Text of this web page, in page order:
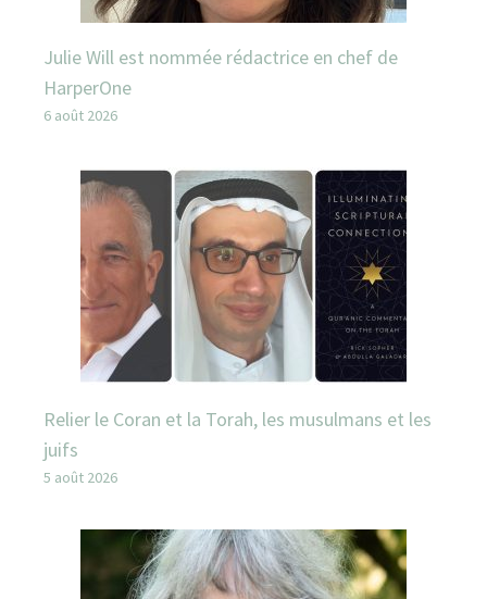
Julie Will est nommée rédactrice en chef de
HarperOne
6 août 2026
Relier le Coran et la Torah, les musulmans et les
juifs
5 août 2026